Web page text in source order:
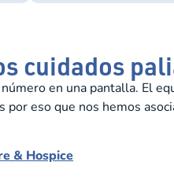
cuidados
en una pantalla. El
eso que nos hemos
& Hospice